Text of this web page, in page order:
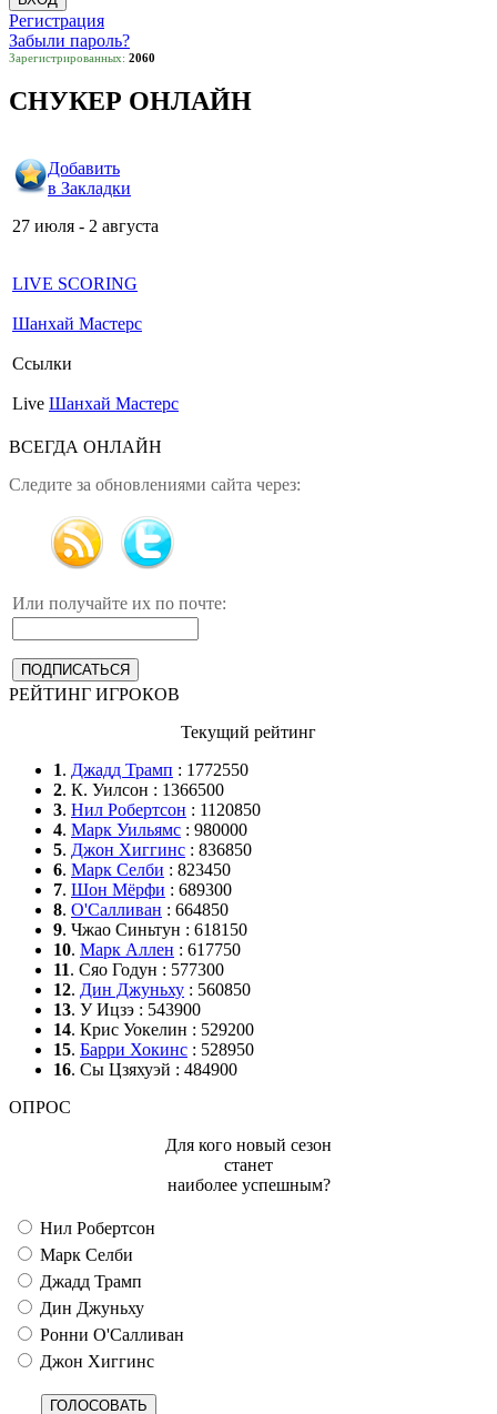
Регистрация
Забыли пароль?
Зарегистрированных: 2060
СНУКЕР ОНЛАЙН
Добавить
в Закладки
27 июля - 2 августа
LIVE SCORING
Шанхай Мастерс
Ссылки
Live Шанхай Мастерс
ВСЕГДА ОНЛАЙН
Следите за обновлениями сайта через:
Или получайте их по почте:
РЕЙТИНГ ИГРОКОВ
Текущий рейтинг
1. Джадд Трамп : 1772550
2. К. Уилсон : 1366500
3. Нил Робертсон : 1120850
4. Марк Уильямс : 980000
5. Джон Хиггинс : 836850
6. Марк Селби : 823450
7. Шон Мёрфи : 689300
8. О'Салливан : 664850
9. Чжао Синьтун : 618150
10. Марк Аллен : 617750
11. Сяо Годун : 577300
12. Дин Джуньху : 560850
13. У Ицзэ : 543900
14. Крис Уокелин : 529200
15. Барри Хокинс : 528950
16. Сы Цзяхуэй : 484900
ОПРОС
Для кого новый сезон
станет
наиболее успешным?
Нил Робертсон
Марк Селби
Джадд Трамп
Дин Джуньху
Ронни О'Салливан
Джон Хиггинс